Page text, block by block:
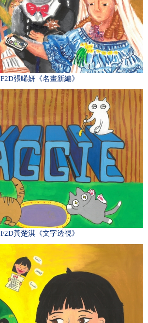
F2D張晞妍《名畫新編》
F2D黃楚淇《文字透視》